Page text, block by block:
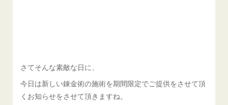
さてそんな素敵な日に、
今日は新しい錬金術の施術を期間限定でご提供をさせて頂
くお知らせをさせて頂きますね。